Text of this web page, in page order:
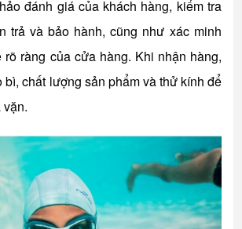
đánh giá của khách hàng, kiểm tra
trả và bảo hành, cũng như xác minh
ràng của cửa hàng. Khi nhận hàng,
bì, chất lượng sản phẩm và thử kính để